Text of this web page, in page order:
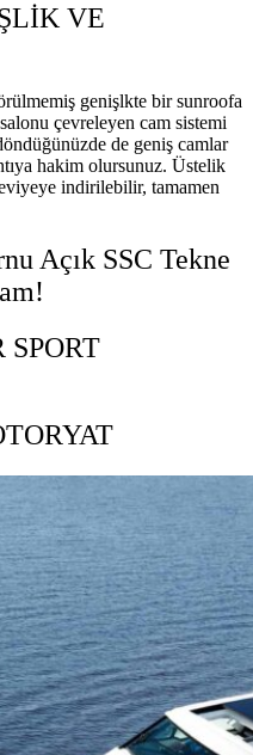
VE
genişlkte bir sunroofa
çevreleyen cam sistemi
de geniş camlar
hakim olursunuz. Üstelik
indirilebilir, tamamen
Açık SSC Tekne
SPORT